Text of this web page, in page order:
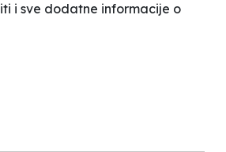
i sve dodatne informacije o